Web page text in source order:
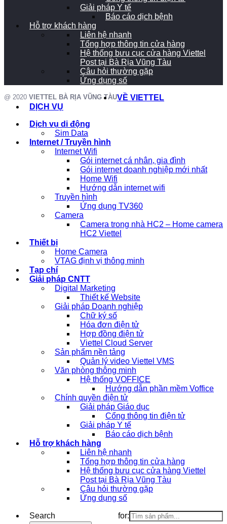
Giải pháp Y tế
Báo cáo dịch bệnh
Hỗ trợ khách hàng
Liên hệ nhanh
Tổng hợp thông tin cửa hàng
Hệ thống bưu cục cửa hàng Viettel
Post tại Bà Rịa Vũng Tàu
Câu hỏi thường gặp
Ứng dụng số
@ 2020 VIETTEL BÀ RỊA VŨNG TÀUVỀ VIETTEL
DỊCH VỤ
Dịch vụ di động
Sim Data
Internet / Truyền hình
Internet Wifi
Gói internet cá nhân, gia đình
Gói internet doanh nghiệp mới nhất
Home Wifi
Hướng dẫn internet wifi
Truyền hình
Ứng dụng TV360
Camera
Camera trong nhà HC2 – Home camera
HC2 Viettel
Thiết bị
Home Camera
VTAG định vị thông minh
Tạp chí
Giải pháp CNTT
Digital Marketing
Thiết kế Website
Giải pháp Doanh nghiệp
Chữ ký số
Hóa đơn điện tử
Hợp đồng điện tử
Viettel Cloud Server
Sản phẩm nền tảng
Quản lý video Viettel VMS
Văn phòng thông minh
Hệ thống VOFFICE
Hướng dẫn phần mềm Voffice
Chính quyền điện tử
Giải pháp Giáo dục
Cổng thông tin điện tử
Giải pháp Y tế
Báo cáo dịch bệnh
Hỗ trợ khách hàng
Liên hệ nhanh
Tổng hợp thông tin cửa hàng
Hệ thống bưu cục cửa hàng Viettel
Post tại Bà Rịa Vũng Tàu
Câu hỏi thường gặp
Ứng dụng số
Search for: